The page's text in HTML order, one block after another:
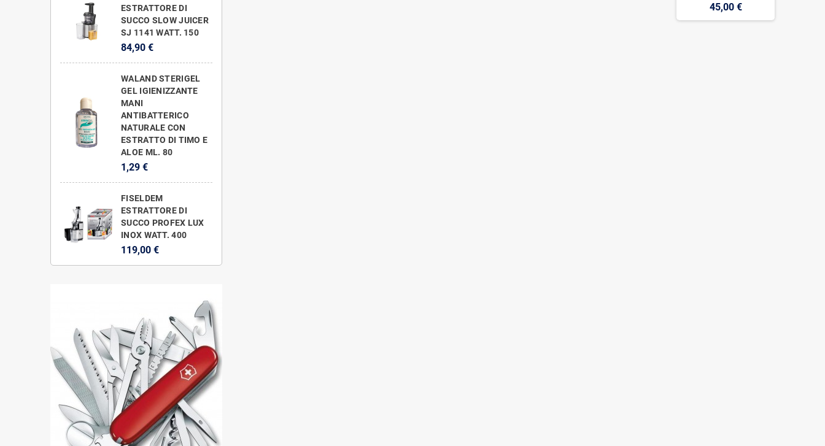
ESTRATTORE DI
SUCCO SLOW JUICER
SJ 1141 WATT. 150
84,90 €
WALAND STERIGEL
GEL IGIENIZZANTE
MANI
ANTIBATTERICO
NATURALE CON
ESTRATTO DI TIMO E
ALOE ML. 80
1,29 €
FISELDEM
ESTRATTORE DI
SUCCO PROFEX LUX
INOX WATT. 400
119,00 €
45,00 €